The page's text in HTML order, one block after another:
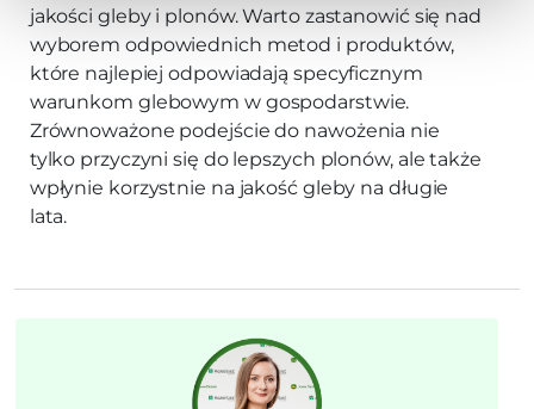
jakości gleby i plonów. Warto zastanowić się nad
wyborem odpowiednich metod i produktów,
które najlepiej odpowiadają specyficznym
warunkom glebowym w gospodarstwie.
Zrównoważone podejście do nawożenia nie
tylko przyczyni się do lepszych plonów, ale także
wpłynie korzystnie na jakość gleby na długie
lata.